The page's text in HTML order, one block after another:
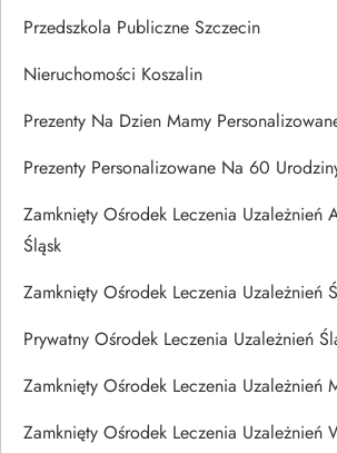
Przedszkola Publiczne Szczecin
Nieruchomości Koszalin
Prezenty Na Dzien Mamy
Prezenty Personalizowane Na 60
Zamknięty Ośrodek Leczenia Uzależnień
Śląsk
Zamknięty Ośrodek Leczenia Uzależnień
Prywatny Ośrodek Leczenia Uzależnień
Zamknięty Ośrodek Leczenia Uzależnień
Zamknięty Ośrodek Leczenia Uzależnień